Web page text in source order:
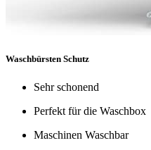
Waschbürsten Schutz
Sehr schonend
Perfekt für die Waschbox
Maschinen Waschbar